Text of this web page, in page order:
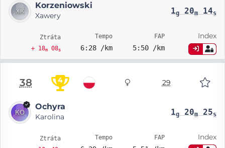
Korzeniowski
Xawery 1g20m14s
Ztráta
+ 18m08s
Tempo
6:28 /km
FAP
5:50 /km
Index
38 4 29
Ochyra
Karolina 1g20m25s
Ztráta
Tempo FAP Index